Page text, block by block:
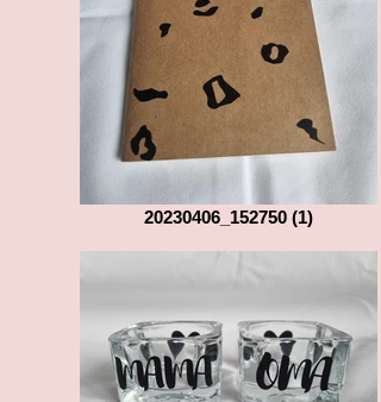
20230406_152750 (1)